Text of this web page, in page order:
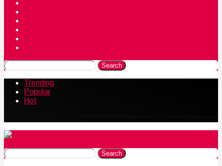
Search
Trending
Popular
Hot
Search